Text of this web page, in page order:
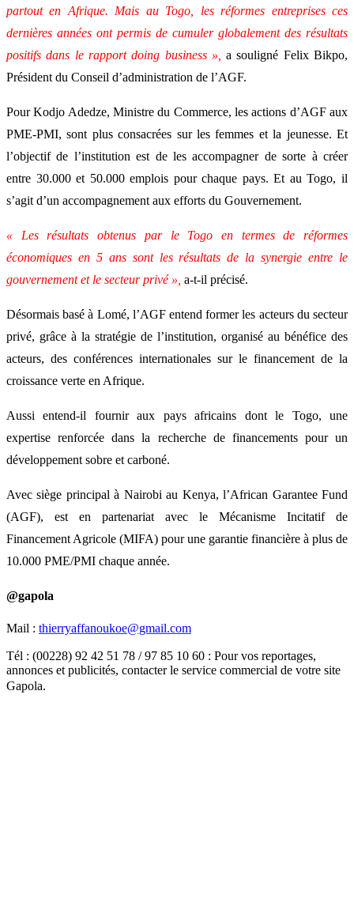
partout en Afrique. Mais au Togo, les réformes entreprises ces
dernières années ont permis de cumuler globalement des résultats
positifs dans le rapport doing business »,
a souligné Felix Bikpo,
Président du Conseil d’administration de l’AGF.
Pour Kodjo Adedze, Ministre du Commerce, les actions d’AGF aux
PME-PMI, sont plus consacrées sur les femmes et la jeunesse. Et
l’objectif de l’institution est de les accompagner de sorte à créer
entre 30.000 et 50.000 emplois pour chaque pays. Et au Togo, il
s’agit d’un accompagnement aux efforts du Gouvernement.
« Les résultats obtenus par le Togo en termes de réformes
économiques en 5 ans sont les résultats de la synergie entre le
gouvernement et le secteur privé », a-t-il précisé.
Désormais basé à Lomé, l’AGF entend former les acteurs du secteur
privé, grâce à la stratégie de l’institution, organisé au bénéfice des
acteurs, des conférences internationales sur le financement de la
croissance verte en Afrique.
Aussi entend-il fournir aux pays africains dont le Togo, une
expertise renforcée dans la recherche de financements pour un
développement sobre et carboné.
Avec siège principal à Nairobi au Kenya, l’African Garantee Fund
(AGF), est en partenariat avec le Mécanisme Incitatif de
Financement Agricole (MIFA) pour une garantie financière à plus de
10.000 PME/PMI chaque année.
@gapola
Mail : thierryaffanoukoe@gmail.com
Tél : (00228) 92 42 51 78 / 97 85 10 60 : Pour vos reportages,
annonces et publicités, contacter le service commercial de votre site
Gapola.